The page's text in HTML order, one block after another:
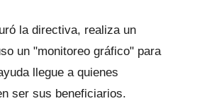
la directiva, realiza un
un "monitoreo gráfico" para
llegue a quienes
ser sus beneficiarios.